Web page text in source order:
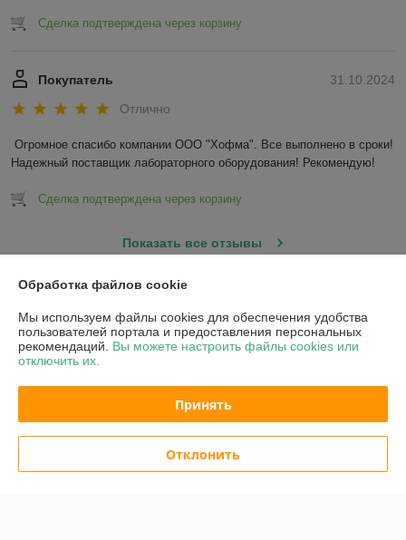
Сделка подтверждена через корзину
31.10.2024
Покупатель
Отлично
Огромное спасибо компании ООО "Хофма". Все выполнено в сроки!
Надежный поставщик лабораторного оборудования! Рекомендую!
Сделка подтверждена через корзину
Показать все отзывы
Контакты
Доставка и оплата
Полная версия сайта
Обработка файлов cookie
Мы используем файлы cookies для обеспечения удобства
пользователей портала и предоставления персональных
рекомендаций. Вы можете настроить файлы cookies или
отключить их.
Принять
Отклонить